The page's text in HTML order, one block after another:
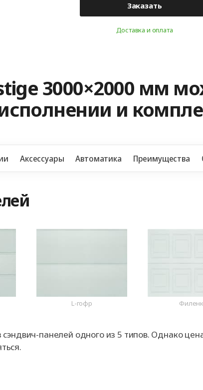
Заказать
Доставка и оплата
3000×2000 мм
и
Аксессуары Автоматика Преимущества
L-гофр
панелей одного из 5 типов. Однако